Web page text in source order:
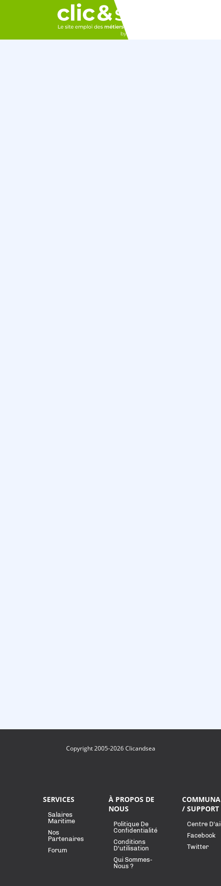
Copyright 2005-2026 Clicandsea
SERVICES
Salaires
Maritime
Nos
Partenaires
Forum
À PROPOS DE
NOUS
Politique De
Confidentialité
Conditions
D'utilisation
Qui Sommes-
Nous ?
/ SUPPORT
Centre
Facebook
Twitter